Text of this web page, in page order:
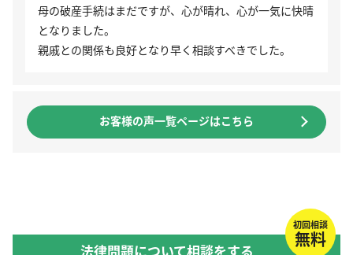
母の破産手続はまだですが、心が晴れ、心が一気に快晴
となりました。
親戚との関係も良好となり早く相談すべきでした。
お客様の声一覧ページはこちら
初回相談
無料